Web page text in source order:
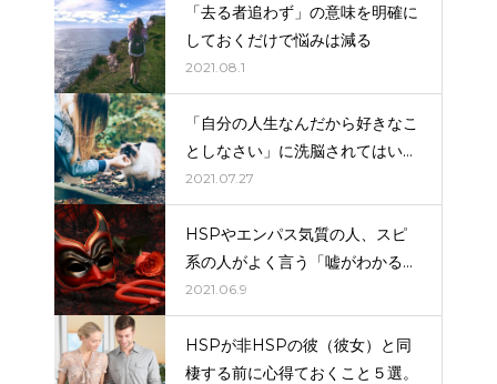
「去る者追わず」の意味を明確に
しておくだけで悩みは減る
2021.08.1
「自分の人生なんだから好きなこ
としなさい」に洗脳されてはいけ
ない。
2021.07.27
HSPやエンパス気質の人、スピ
系の人がよく言う「嘘がわかる」
はだいたい嘘（詐欺）。
2021.06.9
HSPが非HSPの彼（彼女）と同
棲する前に心得ておくこと５選。